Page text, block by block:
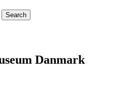
Danmark